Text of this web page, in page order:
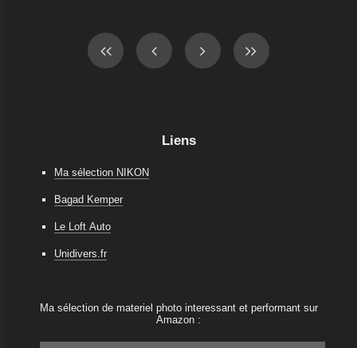
Liens
Ma sélection NIKON
Bagad Kemper
Le Loft Auto
Unidivers.fr
Ma sélection de materiel photo interessant et performant sur
Amazon :